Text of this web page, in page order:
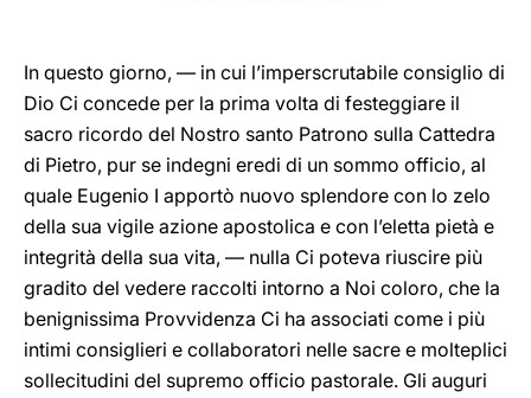
In questo giorno, — in cui l’imperscrutabile consiglio di
Dio Ci concede per la prima volta di festeggiare il
sacro ricordo del Nostro santo Patrono sulla Cattedra
di Pietro, pur se indegni eredi di un sommo officio, al
quale Eugenio I apportò nuovo splendore con lo zelo
della sua vigile azione apostolica e con l’eletta pietà e
integrità della sua vita, — nulla Ci poteva riuscire più
gradito del vedere raccolti intorno a Noi coloro, che la
benignissima Provvidenza Ci ha associati come i più
intimi consiglieri e collaboratori nelle sacre e molteplici
sollecitudini del supremo officio pastorale. Gli auguri